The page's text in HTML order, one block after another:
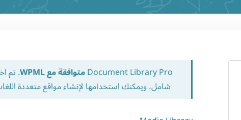
Document Library Proمتوافقة مع WPML
. تم
شامل، ويمكنك استخدامها لإنشاء مواقع متعددة